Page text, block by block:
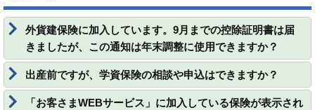
外貨建保険に加入しています。9月までの控除証明書は届
きましたが、この通知は年末調整に使用できますか？
出産前ですが、学資保険の相談や申込はできますか？
「お客さまWEBサービス」に加入している保険が表示され